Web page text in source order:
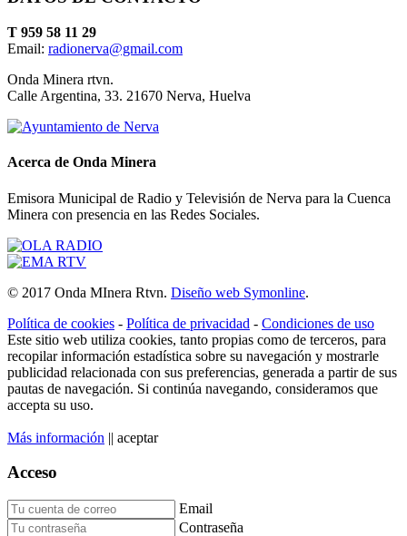
Concierto de Perianes
Ensayo solidario
Donación de Sangre
T 959 58 11 29
Email: radionerva@gmail.com
Onda Minera rtvn.
Calle Argentina, 33. 21670 Nerva, Huelva
Acerca de Onda Minera
Emisora Municipal de Radio y Televisión de Nerva para la Cuenca
Minera con presencia en las Redes Sociales.
© 2017 Onda MInera Rtvn. Diseño web Symonline.
Política de cookies - Política de privacidad - Condiciones de uso
Este sitio web utiliza cookies, tanto propias como de terceros, para
recopilar información estadística sobre su navegación y mostrarle
publicidad relacionada con sus preferencias, generada a partir de sus
pautas de navegación. Si continúa navegando, consideramos que
accepta su uso.
Más información || aceptar
Acceso
Email
Contraseña